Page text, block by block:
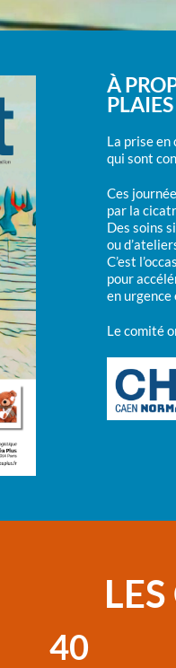
27 &
mars
À
La prise
qui sont
Ces
par la
Des soins
ou
C’est
pour
en urgence
Le comité
40